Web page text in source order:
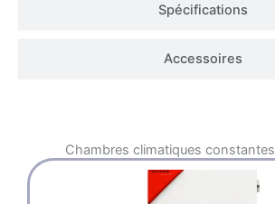
Spécifications
Accessoires
Chambres climatiques constantes